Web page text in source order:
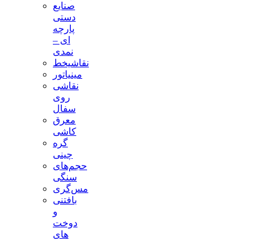
صنایع
دستی
پارچه
ای –
نمدی
نقاشیخط
مینیاتور
نقاشی
روی
سفال
معرق
کاشی
گره
چینی
حجم‌های
سنگی
مس‌گری
بافتنی‌
و
دوخت
های